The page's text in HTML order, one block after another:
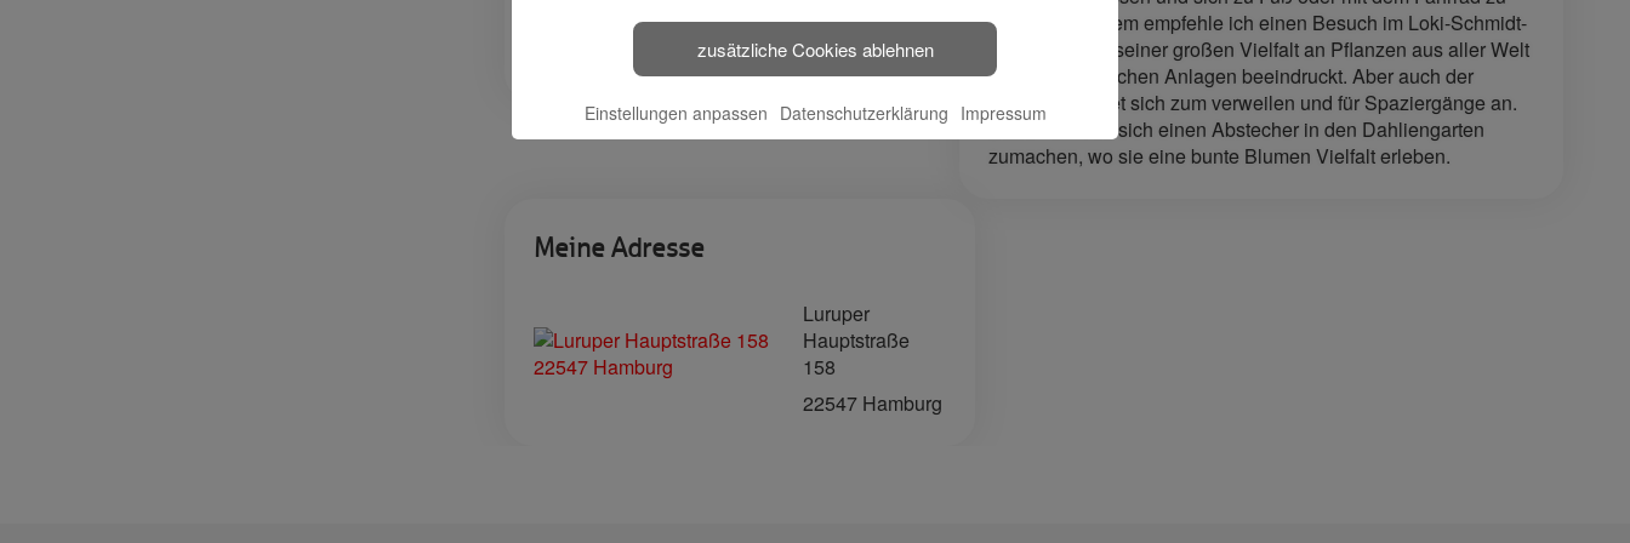
bewegen. Zudem empfehle ich einen Besuch im Loki-Schmidt-
Garten der mit seiner großen Vielfalt an Pflanzen aus aller Welt
sowie thematischen Anlagen beeindruckt. Aber auch der
Volkspark bietet sich zum verweilen und für Spaziergänge an.
Dabei lohnt es sich einen Abstecher in den Dahliengarten
zumachen, wo sie eine bunte Blumen Vielfalt erleben.
🔗 Haspa Social
Media
Meine Adresse
Luruper
Hauptstraße
158
22547 Hamburg
zusätzliche Cookies ablehnen
Einstellungen anpassen Datenschutzerklärung Impressum